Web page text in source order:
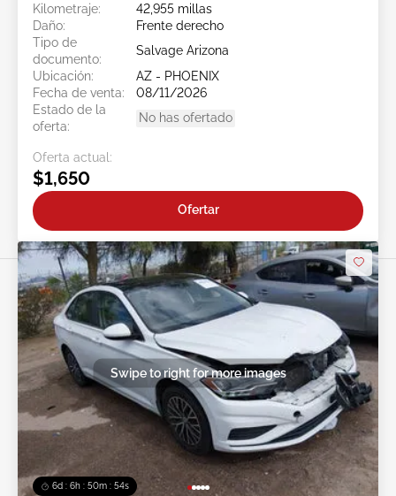
Kilometraje:
42,955 millas
Daño:
Frente derecho
Tipo de
documento:
Salvage Arizona
Ubicación:
AZ - PHOENIX
Fecha de venta:
08/11/2026
Estado de la
oferta:
No has ofertado
Oferta actual:
$1,650
Ofertar
6d : 6h : 50m : 51s
Swipe to right for more images